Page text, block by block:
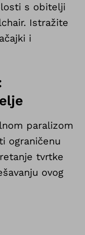
s obitelji
Istražite
i
paralizom
ograničenu
tvrtke
ovog